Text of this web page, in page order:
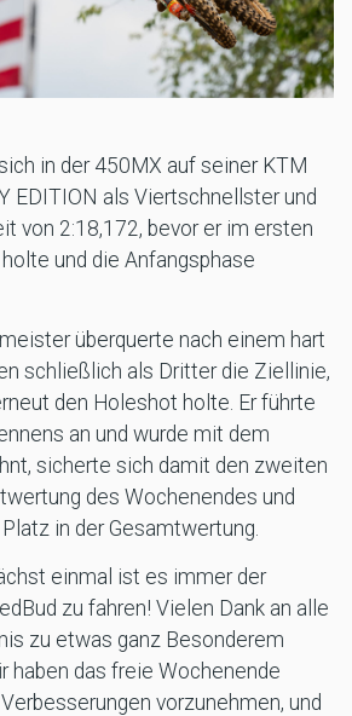
in der 450MX auf seiner KTM
EDITION als Viertschnellster und
von 2:18,172, bevor er im ersten
und die Anfangsphase
überquerte nach einem hart
schließlich als Dritter die Ziellinie,
den Holeshot holte. Er führte
an und wurde mit dem
sicherte sich damit den zweiten
des Wochenendes und
in der Gesamtwertung.
einmal ist es immer der
zu fahren! Vielen Dank an alle
zu etwas ganz Besonderem
haben das freie Wochenende
vorzunehmen, und